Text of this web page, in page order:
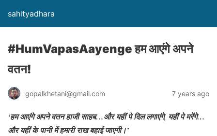
sahityadhara
#HumVapasAayenge हम आएंगे अपने
वतन!
gopalkhetani@gmail.com 7 years ago
‘हम आएंगे अपने वतन हाजी साहब…और यहीं पे दिल लगाएंगे, यहीं पे मरेंगे…
और यहीं के पानी में हमारी राख बहाई जाएगी।’